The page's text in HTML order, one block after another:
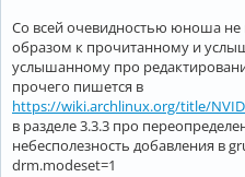
Со всей очевидностью юноша
образом к прочитанному и
услышанному про
прочего пишется в
https://wiki.archlinux.org/title/
в разделе 3.3.3 про
небесполезность добавления в
drm.modeset=1